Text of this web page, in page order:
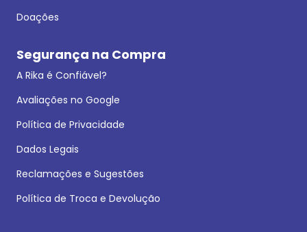
Doações
Segurança na Compra
A Rika é Confiável?
Avaliações no Google
Política de Privacidade
Dados Legais
Reclamações e Sugestões
Política de Troca e Devolução